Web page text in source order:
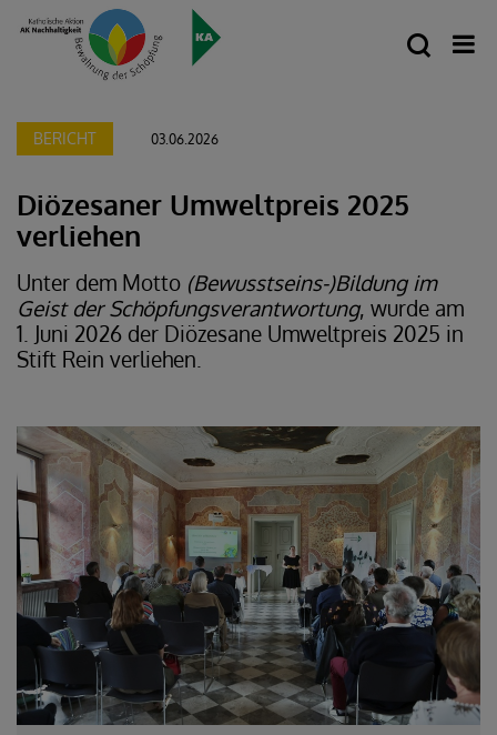
BERICHT 03.06.2026
Diözesaner Umweltpreis 2025
verliehen
Unter dem Motto (Bewusstseins-)Bildung im
Geist der Schöpfungsverantwortung, wurde am
1. Juni 2026 der Diözesane Umweltpreis 2025 in
Stift Rein verliehen.